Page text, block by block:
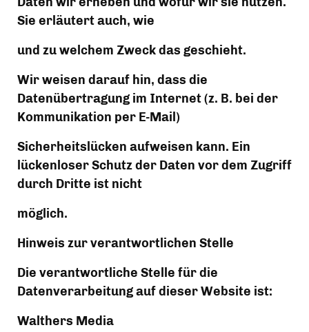
Sie erläutert auch, wie
und zu welchem Zweck das geschieht.
Wir weisen darauf hin, dass die
Datenübertragung im Internet (z. B. bei der
Kommunikation per E-Mail)
Sicherheitslücken aufweisen kann. Ein
lückenloser Schutz der Daten vor dem Zugriff
durch Dritte ist nicht
möglich.
Hinweis zur verantwortlichen Stelle
Die verantwortliche Stelle für die
Datenverarbeitung auf dieser Website ist:
Walthers Media